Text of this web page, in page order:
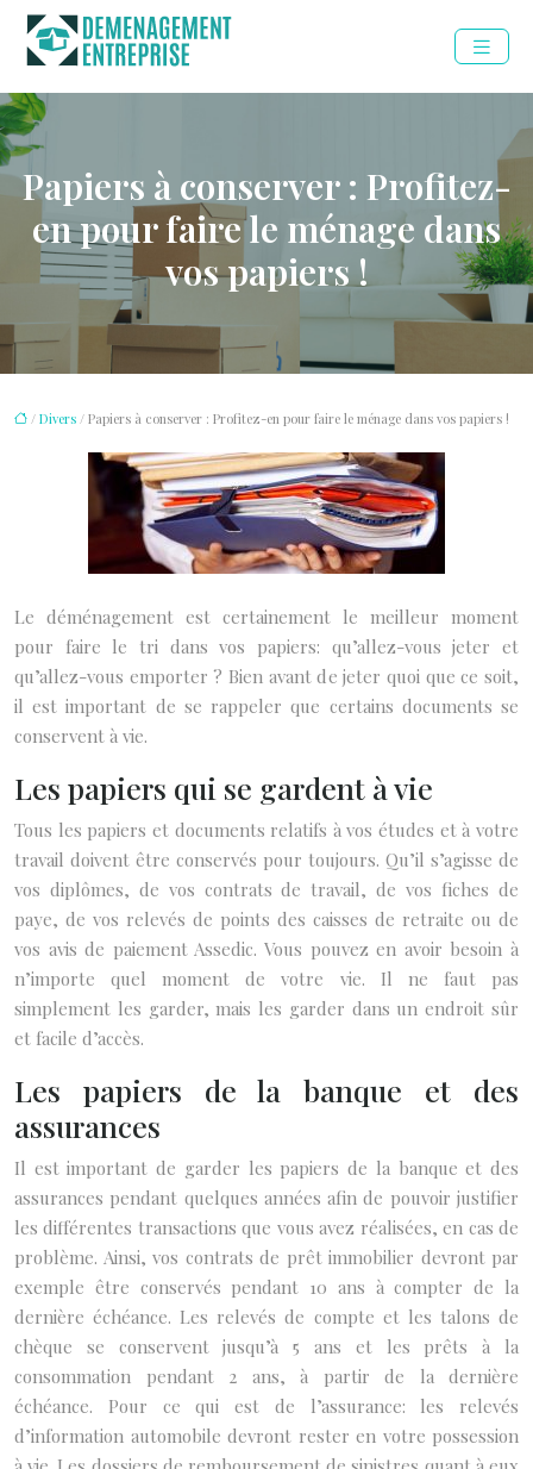
Papiers à conserver : Profitez-
en pour faire le ménage dans
vos papiers !
/ Divers / Papiers à conserver : Profitez-en pour faire le ménage dans vos papiers !
Le déménagement est certainement le meilleur moment
pour faire le tri dans vos papiers: qu’allez-vous jeter et
qu’allez-vous emporter ? Bien avant de jeter quoi que ce soit,
il est important de se rappeler que certains documents se
conservent à vie.
Les papiers qui se gardent à vie
Tous les papiers et documents relatifs à vos études et à votre
travail doivent être conservés pour toujours. Qu’il s’agisse de
vos diplômes, de vos contrats de travail, de vos fiches de
paye, de vos relevés de points des caisses de retraite ou de
vos avis de paiement Assedic. Vous pouvez en avoir besoin à
n’importe quel moment de votre vie. Il ne faut pas
simplement les garder, mais les garder dans un endroit sûr
et facile d’accès.
Les papiers de la banque et des
assurances
Il est important de garder les papiers de la banque et des
assurances pendant quelques années afin de pouvoir justifier
les différentes transactions que vous avez réalisées, en cas de
problème. Ainsi, vos contrats de prêt immobilier devront par
exemple être conservés pendant 10 ans à compter de la
dernière échéance. Les relevés de compte et les talons de
chèque se conservent jusqu’à 5 ans et les prêts à la
consommation pendant 2 ans, à partir de la dernière
échéance. Pour ce qui est de l’assurance: les relevés
d’information automobile devront rester en votre possession